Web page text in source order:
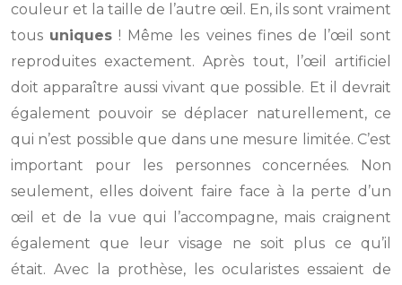
couleur et la taille de l’autre œil. En, ils sont vraiment
tous uniques ! Même les veines fines de l’œil sont
reproduites exactement. Après tout, l’œil artificiel
doit apparaître aussi vivant que possible. Et il devrait
également pouvoir se déplacer naturellement, ce
qui n’est possible que dans une mesure limitée. C’est
important pour les personnes concernées. Non
seulement, elles doivent faire face à la perte d’un
œil et de la vue qui l’accompagne, mais craignent
également que leur visage ne soit plus ce qu’il
était. Avec la prothèse, les ocularistes essaient de